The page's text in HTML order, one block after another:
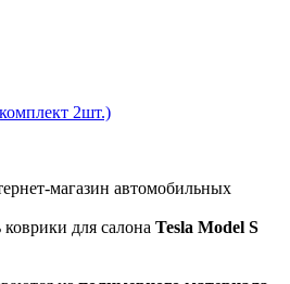
2шт.)
магазин автомобильных
для салона Tesla Model S